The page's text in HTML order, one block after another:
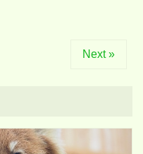
Next »